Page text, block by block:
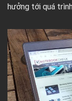
hưởng tới quá